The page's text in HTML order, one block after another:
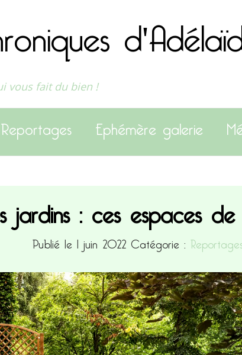
vous fait du bien !
Reportages Ephémère galerie
jardins : ces espaces
Publié le 1 juin 2022 Catégorie :